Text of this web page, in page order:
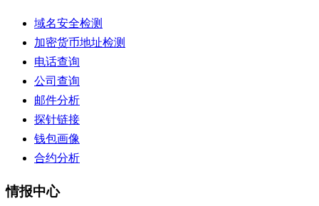
域名安全检测
加密货币地址检测
电话查询
公司查询
邮件分析
探针链接
钱包画像
合约分析
情报中心